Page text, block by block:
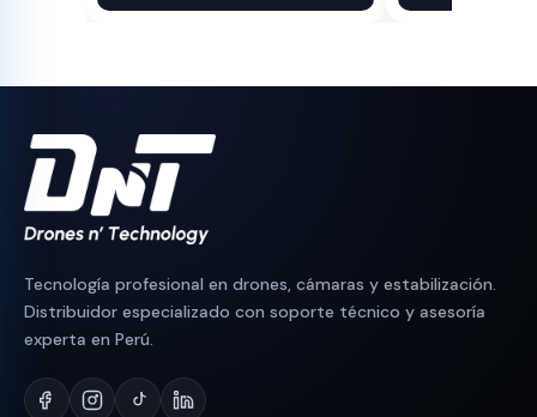
original
actual
original
actual
Tecnología profesional en drones, cámaras y estabilización.
Distribuidor especializado con soporte técnico y asesoría
experta en Perú.